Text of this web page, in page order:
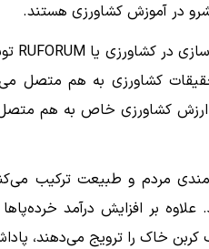
در آموزش کشاورزی هستند.
و تحقیقات کشاورزی به هم
کشاورزی خاص به هم متصل
مردم و طبیعت ترکیب
بر افزایش درآمد
کربن خاک را ترویج می‌دهند،